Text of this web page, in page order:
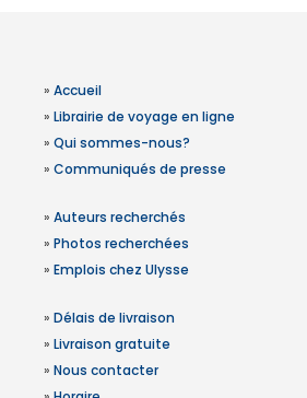
» Accueil
» Librairie de voyage en ligne
» Qui sommes-nous?
» Communiqués de presse
» Auteurs recherchés
» Photos recherchées
» Emplois chez Ulysse
» Délais de livraison
» Livraison gratuite
» Nous contacter